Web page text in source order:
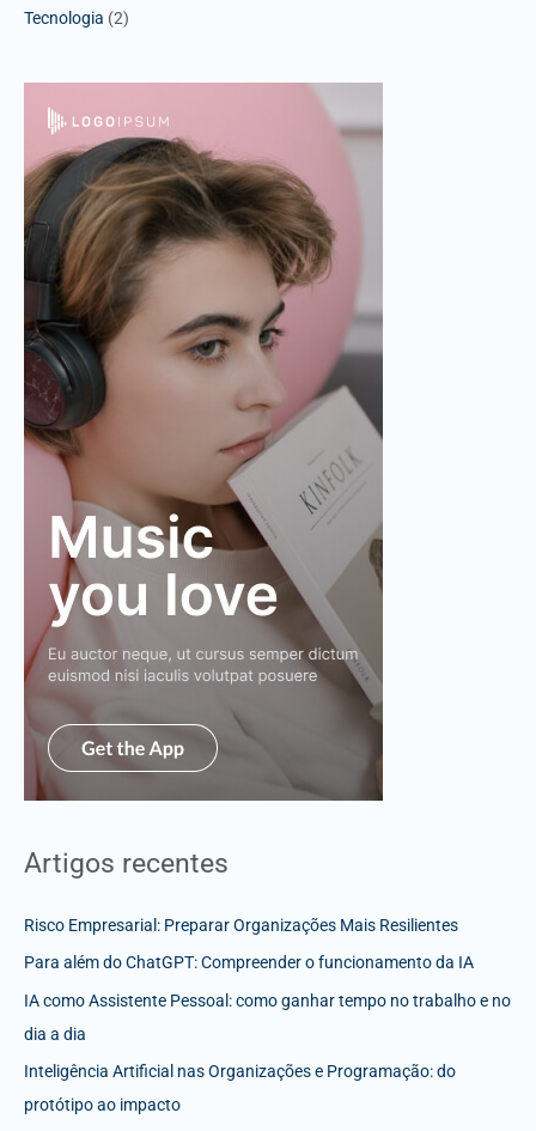
Tecnologia (2)
Artigos recentes
Risco Empresarial: Preparar Organizações Mais Resilientes
Para além do ChatGPT: Compreender o funcionamento da IA
IA como Assistente Pessoal: como ganhar tempo no trabalho e no
dia a dia
Inteligência Artificial nas Organizações e Programação: do
protótipo ao impacto